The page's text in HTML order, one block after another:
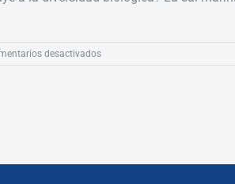
desactivadosen